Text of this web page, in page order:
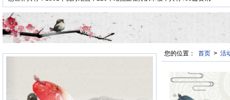
您的位置： 首页 > 活